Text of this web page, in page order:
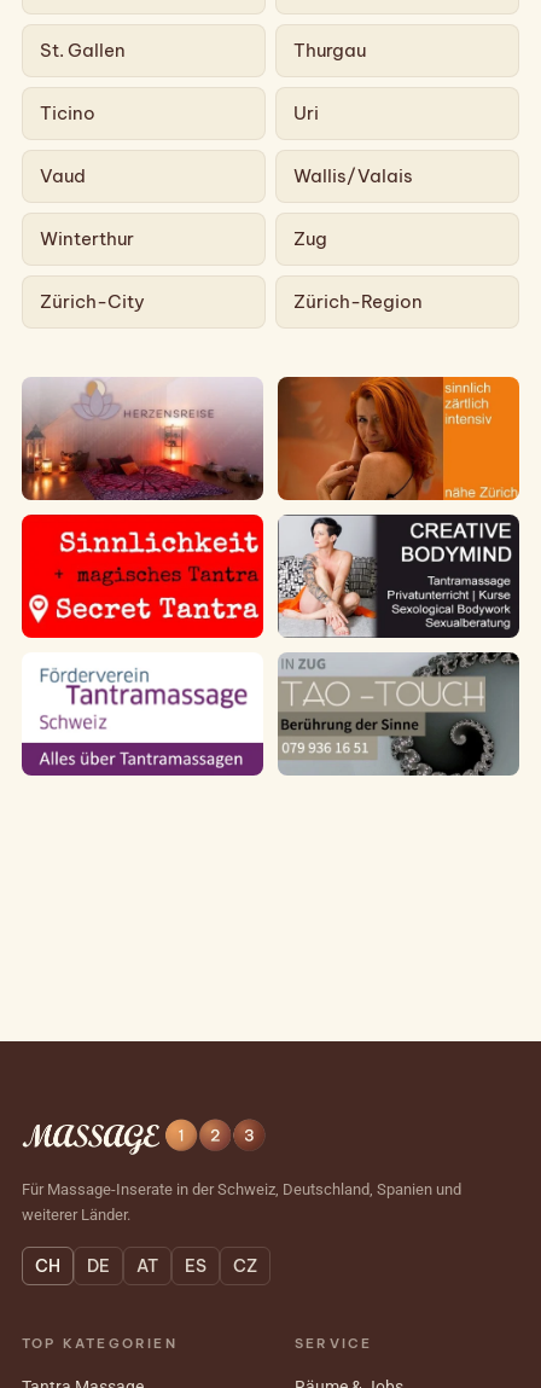
St. Gallen Thurgau
Ticino Uri
Vaud Wallis/Valais
Winterthur Zug
Zürich-City Zürich-Region
Für Massage-Inserate in der Schweiz, Deutschland, Spanien und
weiterer Länder.
CH DE AT ES CZ
TOP KATEGORIEN SERVICE